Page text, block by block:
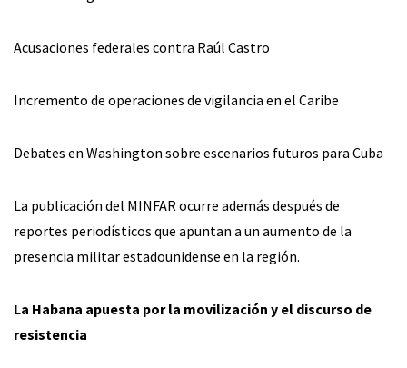
Acusaciones federales contra Raúl Castro
Incremento de operaciones de vigilancia en el Caribe
Debates en Washington sobre escenarios futuros para Cuba
La publicación del MINFAR ocurre además después de
reportes periodísticos que apuntan a un aumento de la
presencia militar estadounidense en la región.
La Habana apuesta por la movilización y el discurso de
resistencia